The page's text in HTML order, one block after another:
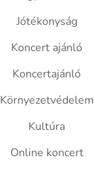
Jótékonyság
Koncert ajánló
Koncertajánló
Környezetvédelem
Kultúra
Online koncert